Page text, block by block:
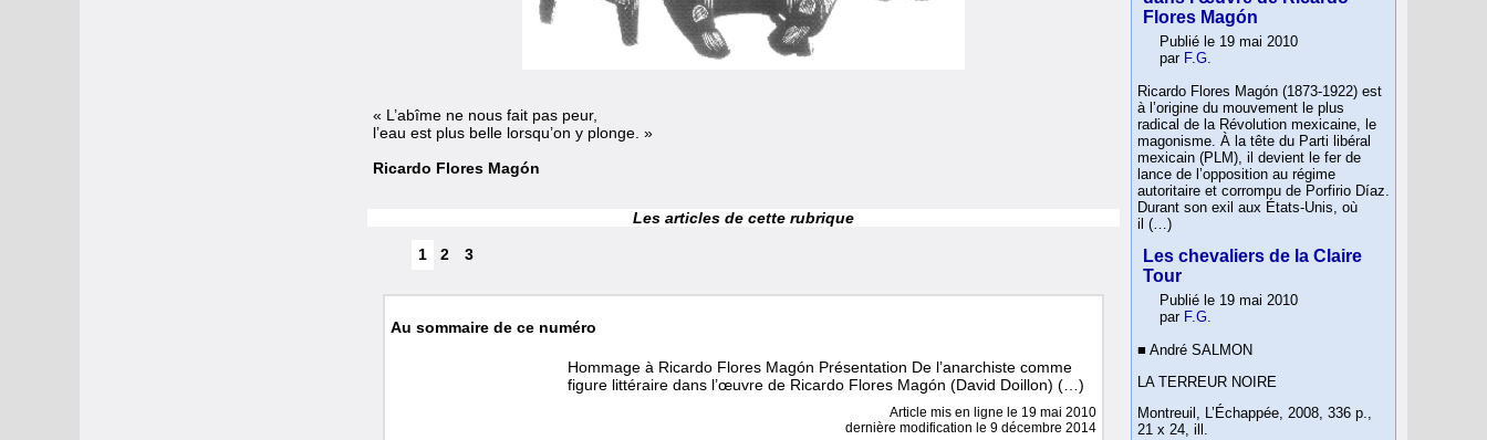
« L’abîme ne nous fait pas peur,
l’eau est plus belle lorsqu’on y plonge. »
Ricardo Flores Magón
Les articles de cette rubrique
1 2 3
Au sommaire de ce numéro
Hommage à Ricardo Flores Magón Présentation De l’anarchiste comme
figure littéraire dans l’œuvre de Ricardo Flores Magón (David Doillon) (…)
Article mis en ligne le 19 mai 2010
dernière modification le 9 décembre 2014
Flores Magón
Publié le 19 mai 2010
par F.G.
Ricardo Flores Magón (1873-1922) est
à l’origine du mouvement le plus
radical de la Révolution mexicaine, le
magonisme. À la tête du Parti libéral
mexicain (PLM), il devient le fer de
lance de l’opposition au régime
autoritaire et corrompu de Porfirio Díaz.
Durant son exil aux États-Unis, où
il (…)
Les chevaliers de la Claire
Tour
Publié le 19 mai 2010
par F.G.
■ André SALMON
LA TERREUR NOIRE
Montreuil, L’Échappée, 2008, 336 p.,
21 x 24, ill.